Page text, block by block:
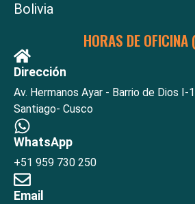
Bolivia
HORAS DE
Dirección
Av. Hermanos Ayar - Barrio de Dios I-
Santiago- Cusco
WhatsApp
+51 959 730 250
Email